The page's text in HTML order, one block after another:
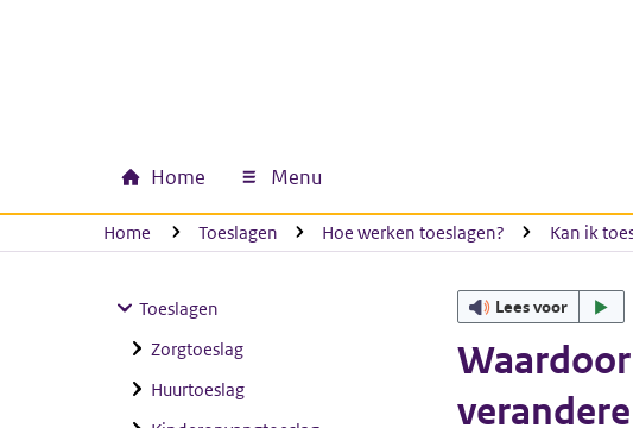
Hoofdnavigatie
Home Menu
U bevindt zich hier:
Home Toeslagen Hoe werken toeslagen? Kan ik
Toeslagen
Zorgtoeslag
Huurtoeslag
Lees voor